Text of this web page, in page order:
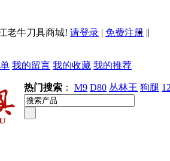
老牛刀具商城! 请登录 | 免费注册 ||
我的留言 我的收藏 我的推荐
热门搜索 ： M9 D80 丛林王 狗腿